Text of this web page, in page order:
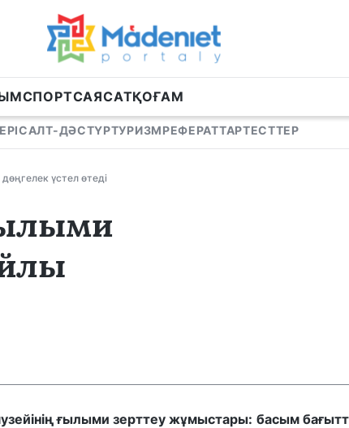
СПОРТСАЯСАТҚОҒАМ
САЛТ-ДӘСТҮРТУРИЗМРЕФЕРАТТАРТЕСТТЕР
үстел өтеді
ғылыми зерттеу жұмыстары: басым